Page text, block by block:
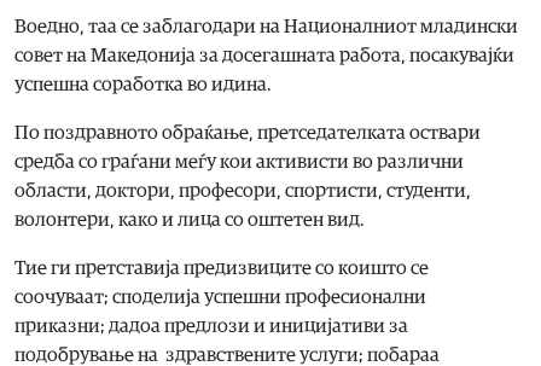
Воедно, таа се заблагодари на Националниот младински
совет на Македонија за досегашната работа, посакувајќи
успешна соработка во идина.
По поздравното обраќање, претседателката оствари
средба со граѓани меѓу кои активисти во различни
области, доктори, професори, спортисти, студенти,
волонтери, како и лицa со оштетен вид.
Тие ги претставија предизвиците со коишто се
соочуваат; споделија успешни професионални
приказни; дадоа предлози и иницијативи за
подобрување на здравствените услуги; побараа